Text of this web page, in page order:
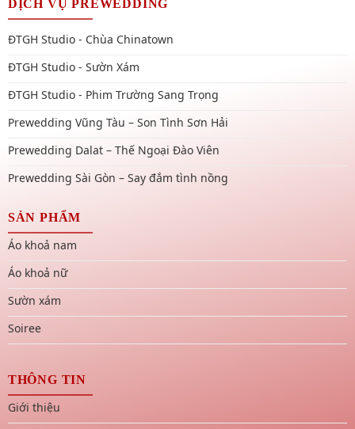
DỊCH VỤ PREWEDDING
ĐTGH Studio - Chùa Chinatown
ĐTGH Studio - Sườn Xám
ĐTGH Studio - Phim Trường Sang Trọng
Prewedding Vũng Tàu – Son Tình Sơn Hải
Prewedding Dalat – Thế Ngoại Đào Viên
Prewedding Sài Gòn – Say đắm tình nồng
SẢN PHẨM
Áo khoả nam
Áo khoả nữ
Sườn xám
Soiree
THÔNG TIN
Giới thiệu